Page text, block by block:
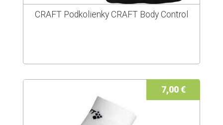
CRAFT Podkolienky CRAFT Body Control
7,00 €